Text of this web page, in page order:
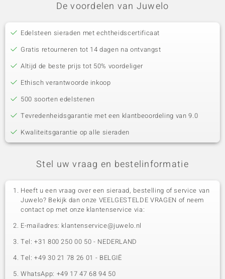
De voordelen van Juwelo
Edelsteen sieraden met echtheidscertificaat
Gratis retourneren tot 14 dagen na ontvangst
Altijd de beste prijs tot 50% voordeliger
Ethisch verantwoorde inkoop
500 soorten edelstenen
Tevredenheidsgarantie met een klantbeoordeling van 9.0
Kwaliteitsgarantie op alle sieraden
Stel uw vraag en bestelinformatie
Heeft u een vraag over een sieraad, bestelling of service van
Juwelo? Bekijk dan onze VEELGESTELDE VRAGEN of neem
contact op met onze klantenservice via:
E-mailadres: klantenservice@juwelo.nl
Tel: +31 800 250 00 50 - NEDERLAND
Tel: +49 30 21 78 26 01 - BELGIË
WhatsApp: +49 17 47 68 94 50